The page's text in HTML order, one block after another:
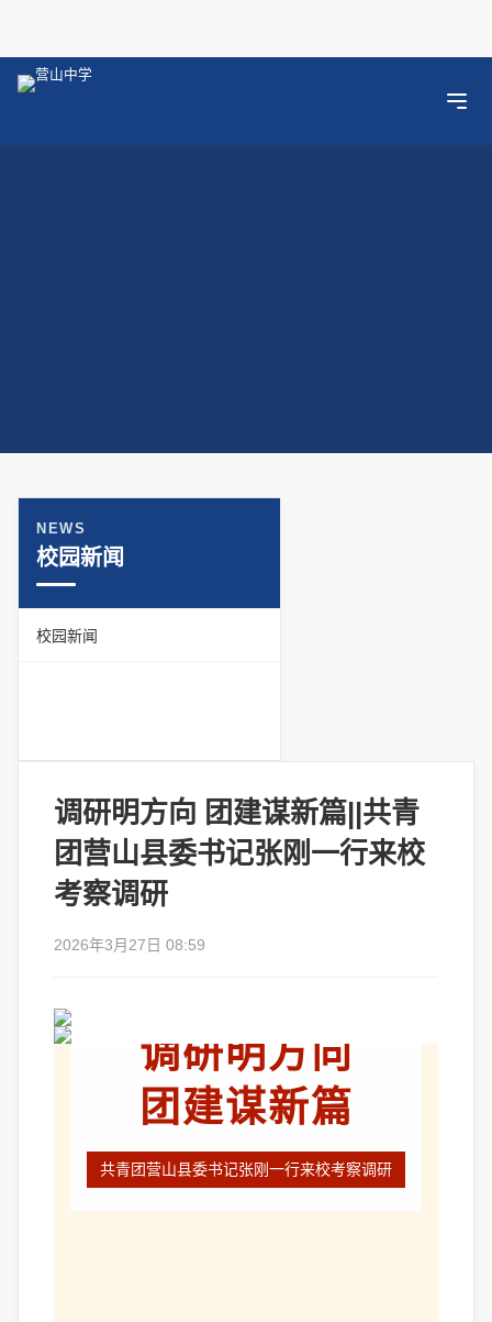
NEWS
校园新闻
校园新闻
调研明方向 团建谋新篇||共青
团营山县委书记张刚一行来校
考察调研
2026年3月27日 08:59
调研明方向
团建谋新篇
共青团营山县委书记张刚一行来校考察调研